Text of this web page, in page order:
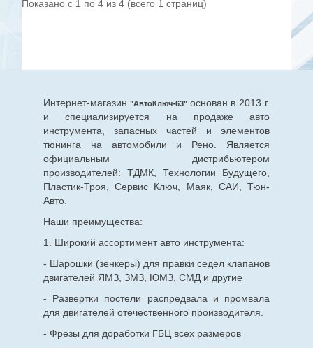
Показано с 1 по 4 из 4 (всего 1 страниц)
Интернет-магазин "АвтоКлюч-63" основан в 2013 г.
и специализируется на продаже авто
инструмента, запасных частей и элементов
тюнинга на автомобили и Рено. Является
официальным дистрибьютером
производителей: ТДМК, Технологии Будущего,
Пластик-Троя, Сервис Ключ, Маяк, САИ, Тюн-
Авто.
Наши преимущества:
1. Широкий ассортимент авто инструмента:
- Шарошки (зенкеры) для правки седел клапанов
двигателей ЯМЗ, ЗМЗ, ЮМЗ, СМД и другие
- Развертки постели распредвала и промвала
для двигателей отечественного производителя.
- Фрезы для доработки ГБЦ всех размеров